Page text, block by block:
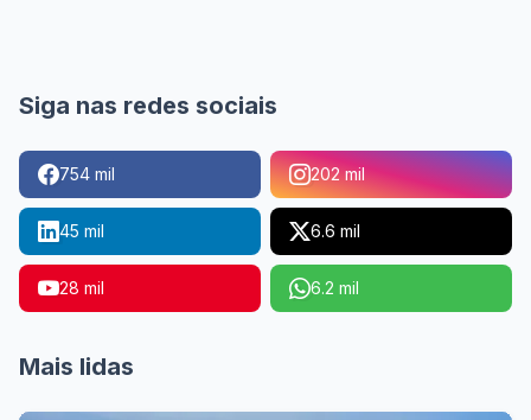
Siga nas redes sociais
754 mil 202 mil
45 mil 6.6 mil
28 mil 6.2 mil
Mais lidas